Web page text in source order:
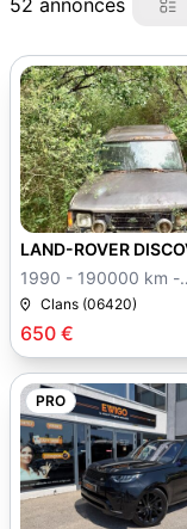
52 annonces
650 €
LAND-
1990 - 190000 km -
Manuelle
Clans (06420)
PRO